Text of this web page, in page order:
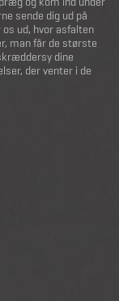
sende dig ud på
os ud, hvor asfalten
man får de største
dine
der venter i de